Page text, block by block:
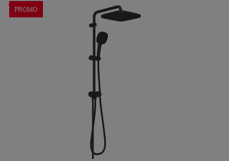
Im Geschäft oder über den Kundenservice bestellbar
PROMO